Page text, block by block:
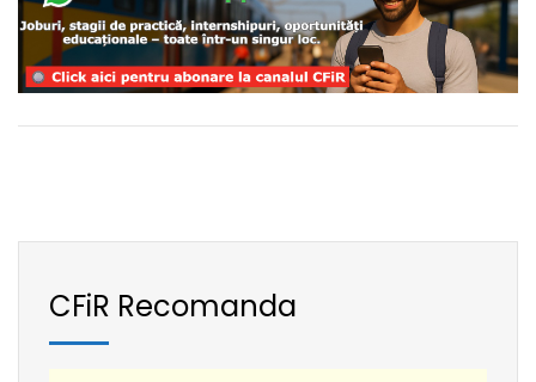
CFiR Recomanda